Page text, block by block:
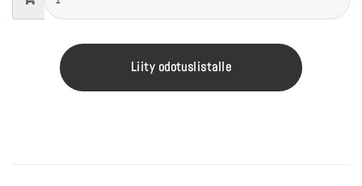
Liity odotuslistalle